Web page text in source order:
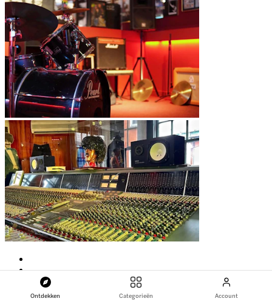
Ontdekken Categorieën Account